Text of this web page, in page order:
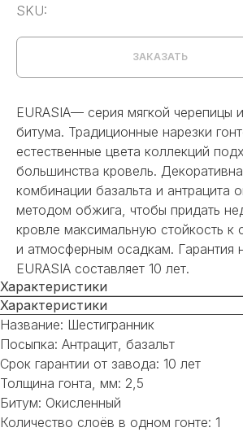
SKU:
ЗАКАЗАТЬ
EURASIA— серия мягкой черепицы
битума. Традиционные нарезки
естественные цвета коллекций
большинства кровель.
комбинации базальта и антрацита
методом обжига, чтобы придать
кровле максимальную стойкость к
и атмосферным осадкам. Гарантия
EURASIA составляет 10 лет.
Характеристики
Характеристики
Название: Шестигранник
Посыпка: Антрацит, базальт
Срок гарантии от завода: 10 лет
Толщина гонта, мм: 2,5
Битум: Окисленный
Количество слоёв в одном гонте: 1